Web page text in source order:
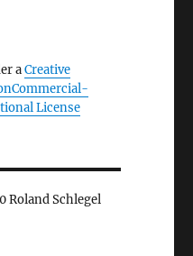
aCreative
License
Roland Schlegel